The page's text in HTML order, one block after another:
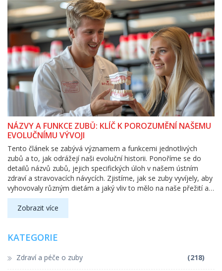
NÁZVY A FUNKCE ZUBŮ: KLÍČ K POROZUMĚNÍ NAŠEMU
EVOLUČNÍMU VÝVOJI
Tento článek se zabývá významem a funkcemi jednotlivých
zubů a to, jak odrážejí naši evoluční historii. Ponoříme se do
detailů názvů zubů, jejich specifických úloh v našem ústním
zdraví a stravovacích návycích. Zjistíme, jak se zuby vyvíjely, aby
vyhovovaly různým dietám a jaký vliv to mělo na naše přežití a
vývoj. Tento text je určen k poskytnutí užitečných a zajímavých
informací pro každého, kdo si přeje nahlédnout hlouběji do
spojitosti mezi naším fyzickým vývojem a způsoby, jakými naše
Zobrazit více
KATEGORIE
Zdraví a péče o zuby (218)